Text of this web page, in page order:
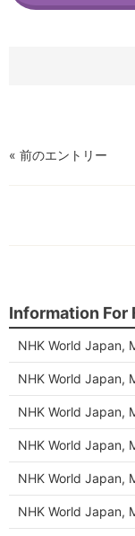
« 前のエントリー
Information For
NHK World Japan,
NHK World Japan,
NHK World Japan,
NHK World Japan,
NHK World Japan,
NHK World Japan,